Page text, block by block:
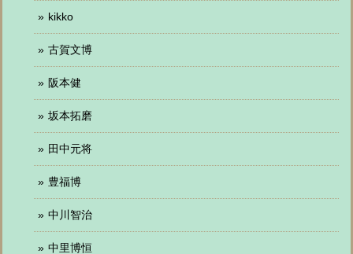
kikko
古賀文博
阪本健
坂本拓磨
田中元将
豊福博
中川智治
中里博恒